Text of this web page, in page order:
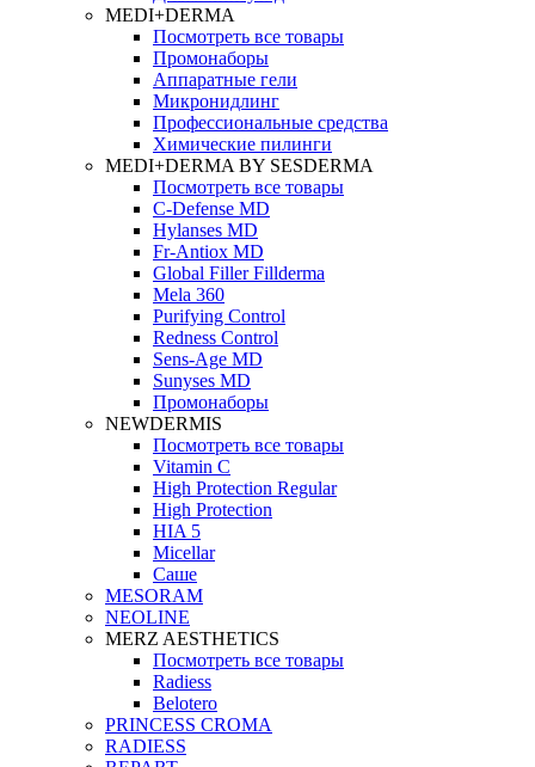
MEDI+DERMA
Посмотреть все товары
Промонаборы
Аппаратные гели
Микронидлинг
Профессиональные средства
Химические пилинги
MEDI+DERMA BY SESDERMA
Посмотреть все товары
C-Defense MD
Hylanses MD
Fr‑Antiox MD
Global Filler Fillderma
Mela 360
Purifying Control
Redness Control
Sens-Age MD
Sunyses MD
Промонаборы
NEWDERMIS
Посмотреть все товары
Vitamin C
High Protection Regular
High Protection
HIA 5
Micellar
Саше
MESORAM
NEOLINE
MERZ AESTHETICS
Посмотреть все товары
Radiess
Belotero
PRINCESS CROMA
RADIESS